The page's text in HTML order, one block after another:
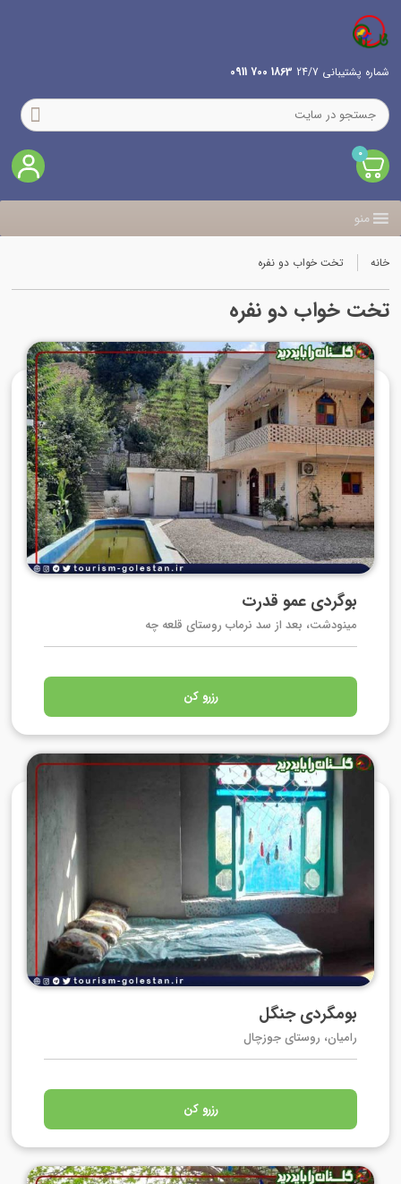
شماره پشتیبانی 24/7 1863 700 0911
0
منو
خانه تخت خواب دو نفره
تخت خواب دو نفره
بوگردی عمو قدرت
مینودشت، بعد از سد نرماب روستای قلعه چه
رزرو کن
بومگردی جنگل
رامیان، روستای جوزچال
رزرو کن